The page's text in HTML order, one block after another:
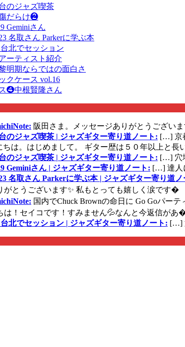
のジャズ喫茶
だらけ❷
Geminiさん
名取さん Parkerに学ぶ本
北でセッション
ーティスト紹介
明期ならではの面白さ
クケース vol.16
❹中根賢隆さん
阪田さま。メッセージありがとうござい
のジャズ喫茶 | ジャズギター寄り道ノート: […] 京
ちは。はじめまして。 ギター歴は５０年以上と長
のジャズ喫茶 | ジャズギター寄り道ノート: […] 穴
Geminiさん | ジャズギター寄り道ノート: […] 達人
名取さん Parkerに学ぶ本 | ジャズギター寄り道ノ
がとうございます✨ 私もとっても嬉しく涙です�
国内でChuck Brownの命日に Go Goパー
は！セイコです！すみません💦なんと今返信があ
北でセッション | ジャズギター寄り道ノート: […]